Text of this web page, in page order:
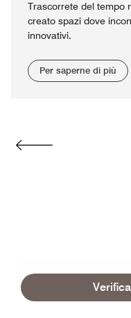
Trascorrete del tempo
creato spazi dove
innovativi.
Per saperne di più
Green Key